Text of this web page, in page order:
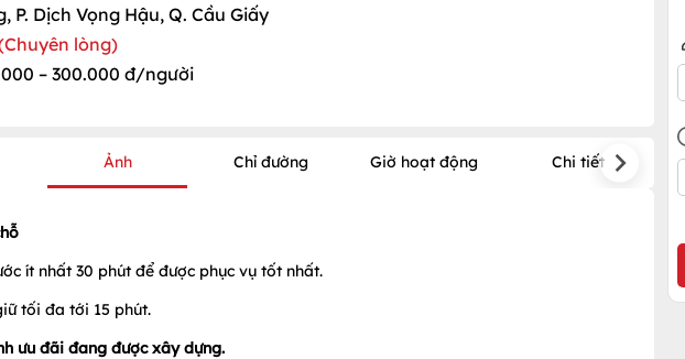
P. Dịch Vọng Hậu, Q. Cầu Giấy
lòng)
– 300.000 đ/người
Ảnh Chỉ đường Giờ hoạt động Chi tiết
ít nhất 30 phút để được phục vụ tốt nhất.
tối đa tới 15 phút.
ưu đãi đang được xây dựng.